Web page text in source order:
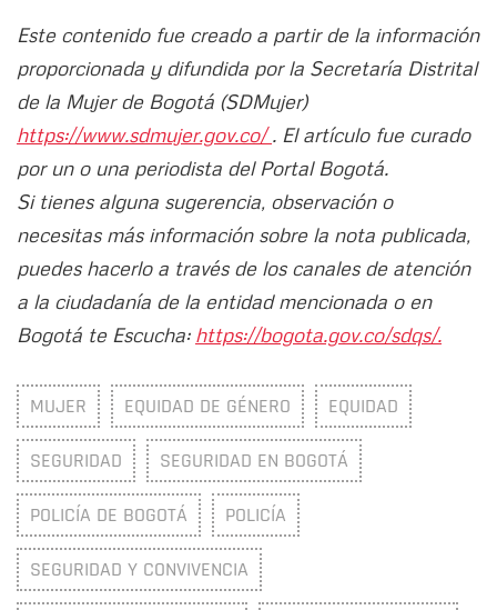
Este contenido fue creado a partir de la información
proporcionada y difundida por la Secretaría Distrital
de la Mujer de Bogotá (SDMujer)
https://www.sdmujer.gov.co/. El artículo fue curado
por un o una periodista del Portal Bogotá.
Si tienes alguna sugerencia, observación o
necesitas más información sobre la nota publicada,
puedes hacerlo a través de los canales de atención
a la ciudadanía de la entidad mencionada o en
Bogotá te Escucha: https://bogota.gov.co/sdqs/.
MUJER EQUIDAD DE GÉNERO EQUIDAD
SEGURIDAD SEGURIDAD EN BOGOTÁ
POLICÍA DE BOGOTÁ POLICÍA
SEGURIDAD Y CONVIVENCIA